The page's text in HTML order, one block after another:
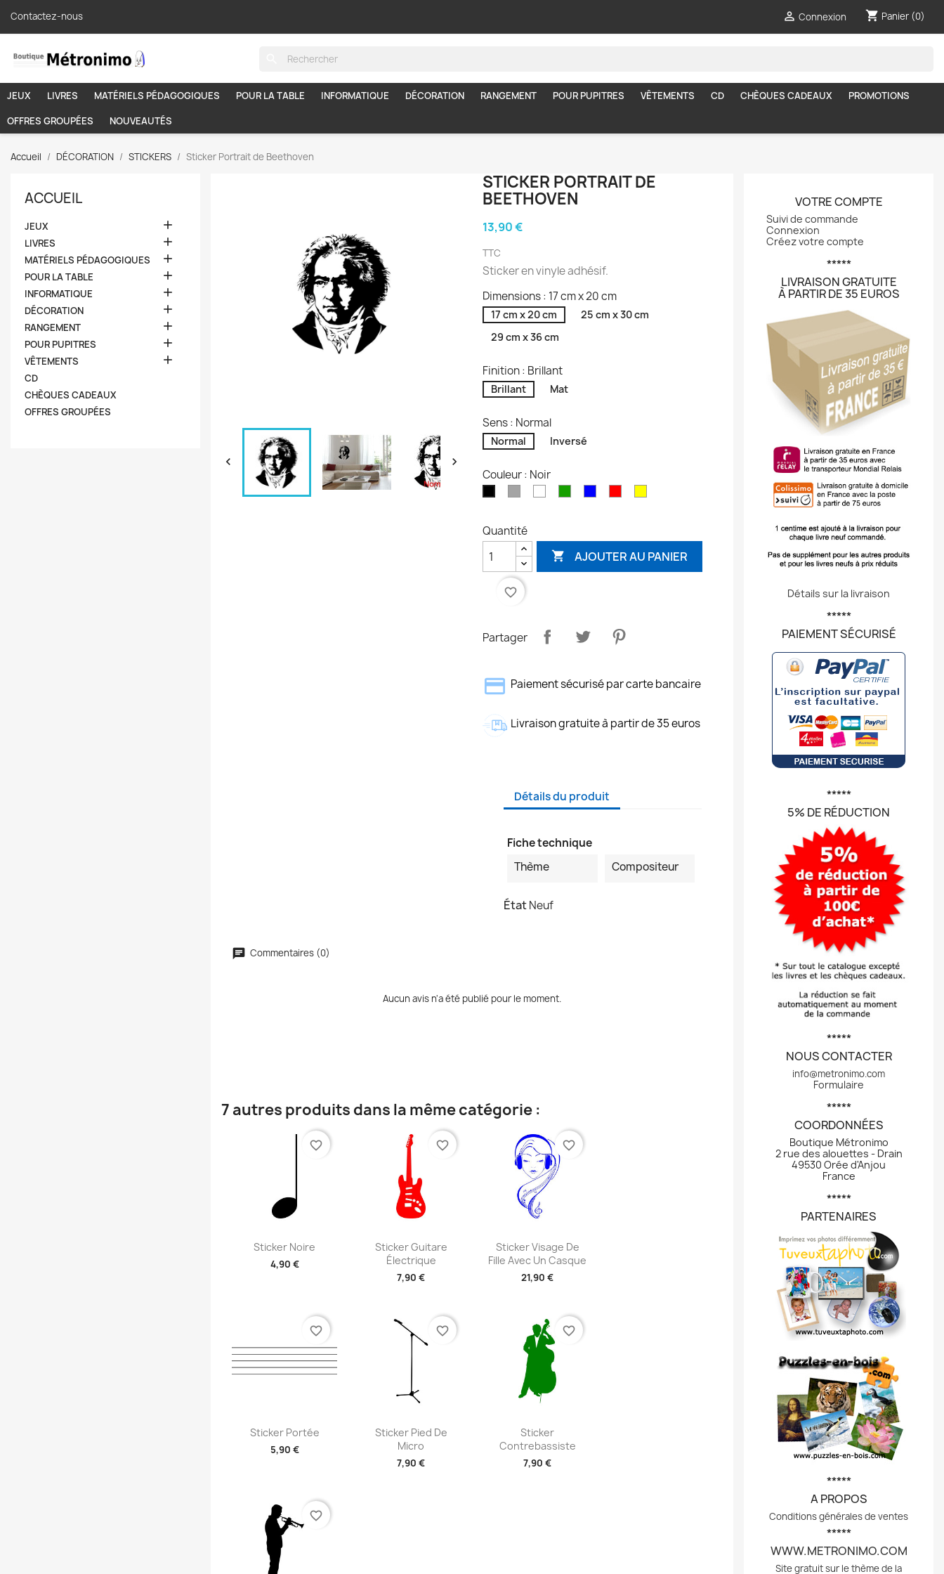
Contactez-nous  Connexion shopping_cart Panier (0)
JEUX LIVRES MATÉRIELS PÉDAGOGIQUES POUR LA TABLE INFORMATIQUE DÉCORATION RANGEMENT POUR PUPITRES VÊTEMENTS CD CHÈQUES CADEAUX
PROMOTIONS
OFFRES GROUPÉES
NOUVEAUTÉS
Accueil DÉCORATION STICKERS Sticker Portrait de Beethoven
ACCUEIL
JEUX 
LIVRES 
MATÉRIELS PÉDAGOGIQUES 
POUR LA TABLE 
INFORMATIQUE 
DÉCORATION 
RANGEMENT 
POUR PUPITRES 
VÊTEMENTS 
CD
CHÈQUES CADEAUX
OFFRES GROUPÉES
 
STICKER PORTRAIT DE
BEETHOVEN
13,90 €
TTC
Sticker en vinyle adhésif.
Dimensions : 17 cm x 20 cm
17 cm x 20 cm
25 cm x 30 cm
29 cm x 36 cm
Finition : Brillant
Brillant Mat
Sens : Normal
Normal Inversé
Couleur : Noir
Noir Gris BlancVert Bleu RougeJaune
Quantité
 AJOUTER AU PANIER
favorite_border
Partager
Paiement sécurisé par carte bancaire
Livraison gratuite à partir de 35 euros
Détails du produit
Fiche technique
Thème
Compositeur
ÉtatNeuf
Commentaires (0)
Aucun avis n'a été publié pour le moment.
7 autres produits dans la même catégorie :
Aperçu rapide
Sticker Noire
4,90 €
favorite_border
Aperçu rapide
+2
Sticker Guitare
Électrique
7,90 €
favorite_border
Aperçu rapide
+2
Sticker Visage De
Fille Avec Un Casque
21,90 €
favorite_border
Aperçu rapide
Sticker Portée
5,90 €
favorite_border
Aperçu rapide
+2
Sticker Pied De
Micro
7,90 €
favorite_border
Aperçu rapide
+2
Sticker
Contrebassiste
7,90 €
favorite_border
favorite_border
VOTRE COMPTE
Suivi de commande
Connexion
Créez votre compte
*****
LIVRAISON GRATUITE
À PARTIR DE 35 EUROS
Détails sur la livraison
*****
PAIEMENT SÉCURISÉ
*****
5% DE RÉDUCTION
*****
NOUS CONTACTER
info@metronimo.com
Formulaire
*****
COORDONNÉES
Boutique Métronimo
2 rue des alouettes - Drain
49530 Orée d'Anjou
France
*****
PARTENAIRES
*****
A PROPOS
Conditions générales de ventes
*****
WWW.METRONIMO.COM
Site gratuit sur le thème de la